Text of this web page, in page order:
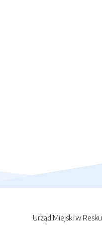
Urząd Miejski w Resku